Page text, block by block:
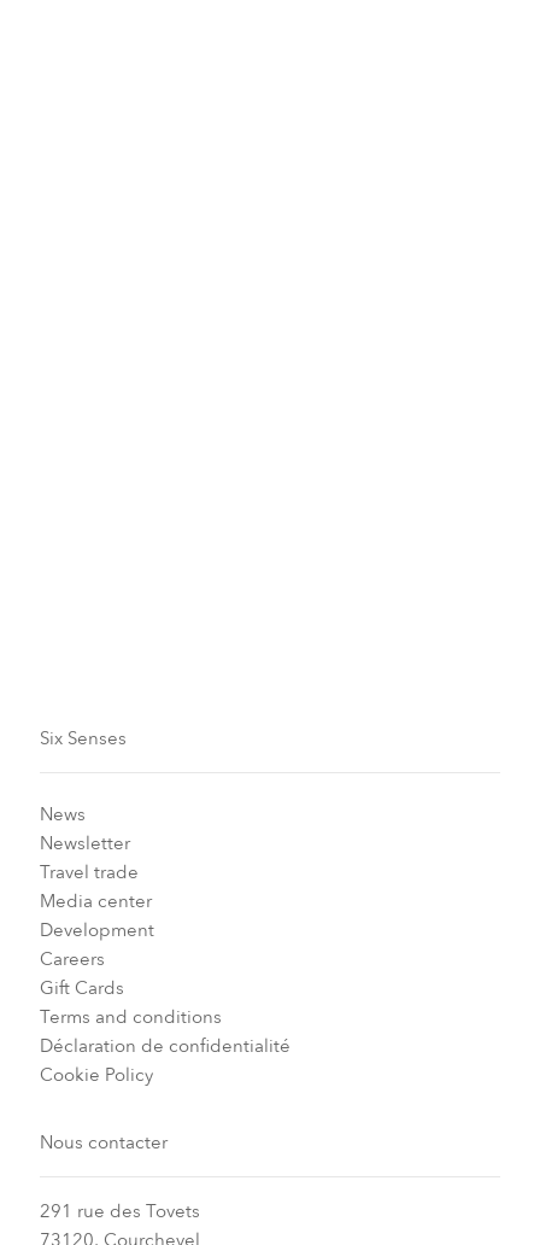
Six Senses
News
Newsletter
Travel trade
Media center
Development
Careers
Gift Cards
Terms and conditions
Déclaration de confidentialité
Cookie Policy
Nous contacter
291 rue des Tovets